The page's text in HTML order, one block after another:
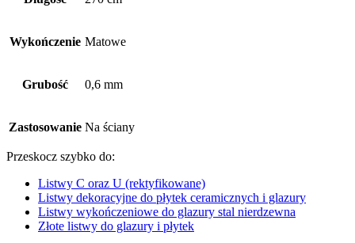
Wykończenie Matowe
Grubość 0,6 mm
Zastosowanie Na ściany
Przeskocz szybko do:
Listwy C oraz U (rektyfikowane)
Listwy dekoracyjne do płytek ceramicznych i glazury
Listwy wykończeniowe do glazury stal nierdzewna
Złote listwy do glazury i płytek